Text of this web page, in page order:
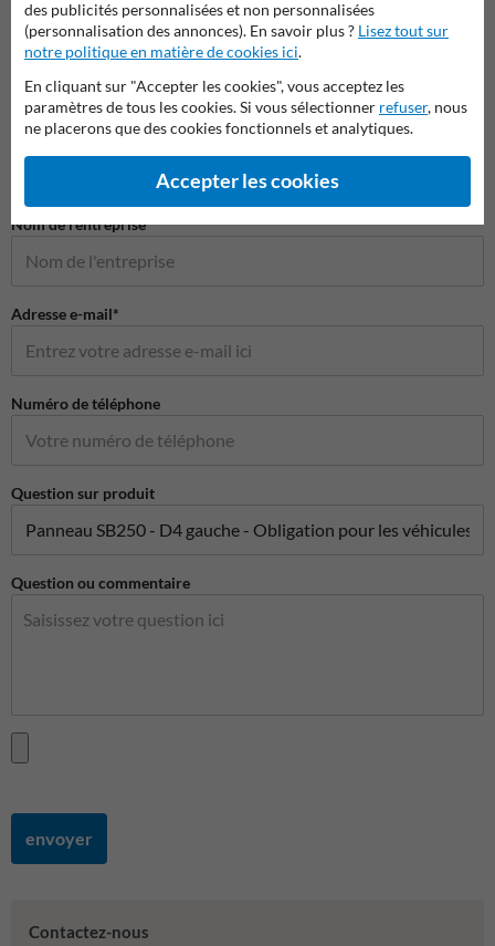
Poser votre question à Panneausignalisation.be
Nom*
Nom de l'entreprise
Adresse e-mail*
Numéro de téléphone
Question sur produit
Question ou commentaire
envoyer
Contactez-nous
des publicités personnalisées et non personnalisées
(personnalisation des annonces). En savoir plus ? Lisez tout sur
notre politique en matière de cookies ici.
En cliquant sur "Accepter les cookies", vous acceptez les
paramètres de tous les cookies. Si vous sélectionner refuser, nous
ne placerons que des cookies fonctionnels et analytiques.
Accepter les cookies